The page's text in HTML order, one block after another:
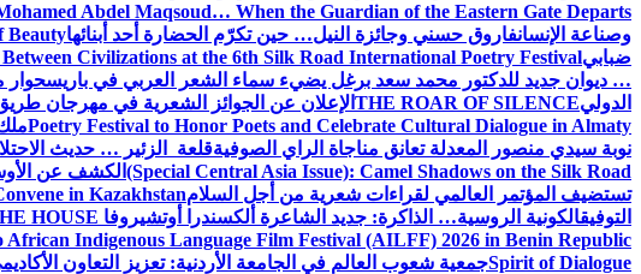
Abdel Maqsoud… When the Guardian of the Eastern Gate Departs
وصناعة الإنسانفاروق حسني وجائزة النيل… حين تكرّم الحضارة أحد أبنائهاBeauty
ضبابيCivilizations at the 6th Silk Road International Poetry Festival
… ديوان جديد للدكتور محمد سعد برغل يضيء سماء الشعر العربي في باريسحوار
الدوليTHE ROAR OF SILENCE الإعلان عن الجوائز الشعرية في مهرجان
Poetry Festival to Honor Poets and Celebrate Cultural Dialogue in Almaty
نوبة سيدي منصور المعدلة تعانق مناجاة الراي الصوفيةقلعة الزئير … حديث
(Special Central Asia Issue): Camel Shadows on the Silk Road الكشف عن
تستضيف المؤتمر العالمي لقراءات شعرية من أجل السلامin Kazakhstan
التوفيقالكونية الروسية… الذاكرة: جديد الشاعرة ألكسندرا أوتشيروفا HOUSE
Indigenous Language Film Festival (AILFF) 2026 in Benin Republic.
Spirit of Dialogueجمعية شعوب العالم في الجامعة الأردنية: تعزيز التعاون